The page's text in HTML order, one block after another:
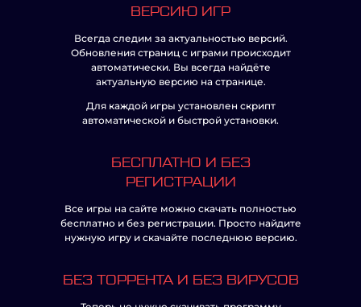
ВЕРСИЮ ИГР
Всегда следим за актуальностью версий.
Обновления страниц с играми происходит
автоматически. Вы всегда найдёте
актуальную версию на странице.
Для каждой игры установлен скрипт
автоматической и быстрой установки.
БЕСПЛАТНО И БЕЗ
РЕГИСТРАЦИИ
Все игры на сайте можно скачать полностью
бесплатно и без регистрации. Просто найдите
нужную игру и скачайте последнюю версию.
БЕЗ ТОРРЕНТА И БЕЗ ВИРУСОВ